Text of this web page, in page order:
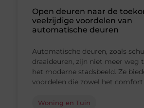
Open deuren naar de
veelzijdige voordelen van
automatische deuren
Automatische deuren, zoals
draaideuren, zijn niet meer weg
het moderne stadsbeeld. Ze
voordelen die zowel het comfort
Woning en Tuin